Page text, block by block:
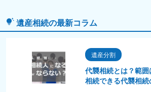
遺産相続の最新コラム
遺産分割
代襲相続とは？範
相続できる代襲相